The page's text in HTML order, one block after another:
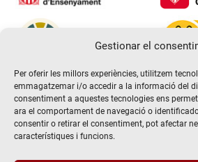
Gestionar el
Per oferir les millors experiències, utilitzem
emmagatzemar i/o accedir a la informació del
consentiment a aquestes tecnologies ens
ara el comportament de navegació o
consentir o retirar el consentiment, pot afectar
característiques i funcions.